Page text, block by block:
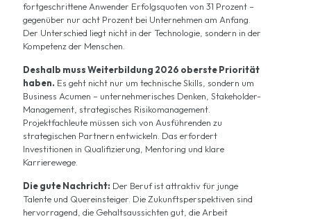
fortgeschrittene Anwender Erfolgsquoten von 31 Prozent –
gegenüber nur acht Prozent bei Unternehmen am Anfang.
Der Unterschied liegt nicht in der Technologie, sondern in der
Kompetenz der Menschen.
Deshalb muss Weiterbildung 2026 oberste Priorität
haben. Es geht nicht nur um technische Skills, sondern um
Business Acumen – unternehmerisches Denken, Stakeholder-
Management, strategisches Risikomanagement.
Projektfachleute müssen sich von Ausführenden zu
strategischen Partnern entwickeln. Das erfordert
Investitionen in Qualifizierung, Mentoring und klare
Karrierewege.
Die gute Nachricht: Der Beruf ist attraktiv für junge
Talente und Quereinsteiger. Die Zukunftsperspektiven sind
hervorragend, die Gehaltsaussichten gut, die Arbeit